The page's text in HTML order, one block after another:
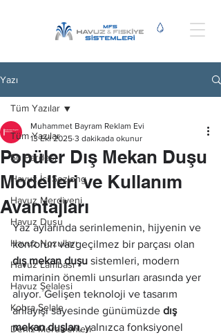
Yazı
Tüm Yazılar
Su Perdesi
Havuz İçi Şezlong
Havuz Merdiveni
Havuz Duşu
Havuz Nozulları
Havuz Lambası
Havuz Şelalesi
Kobra Şelale
Deniz Merdivenleri
Tüm Yazılar
Popüler Dış Mekan Duşu
Modelleri ve Kullanım
Avantajları
Muhammet Bayram Reklam Evi
13 Eki 2025 3 dakikada okunur
Yaz aylarında serinlemenin, hijyenin ve
konforun vazgeçilmez bir parçası olan
dış mekan duşu sistemleri, modern
mimarinin önemli unsurları arasında yer
alıyor. Gelişen teknoloji ve tasarım
anlayışı sayesinde günümüzde dış
mekan duşları, yalnızca fonksiyonel